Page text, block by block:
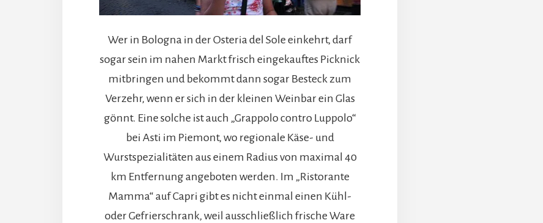
Wer in Bologna in der Osteria del Sole einkehrt, darf
sogar sein im nahen Markt frisch eingekauftes Picknick
mitbringen und bekommt dann sogar Besteck zum
Verzehr, wenn er sich in der kleinen Weinbar ein Glas
gönnt. Eine solche ist auch „Grappolo contro Luppolo“
bei Asti im Piemont, wo regionale Käse- und
Wurstspezialitäten aus einem Radius von maximal 40
km Entfernung angeboten werden. Im „Ristorante
Mamma“ auf Capri gibt es nicht einmal einen Kühl-
oder Gefrierschrank, weil ausschließlich frische Ware